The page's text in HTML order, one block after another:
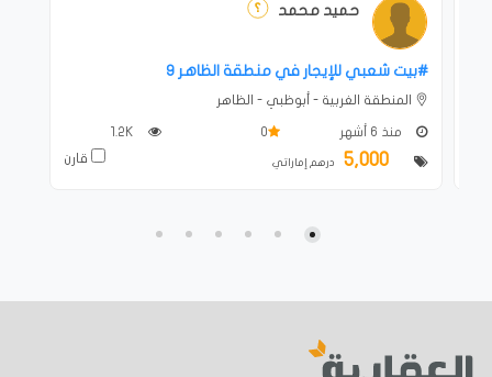
حميد محمد
#بيت شعبي للإيجار في منطقة الظاهر 9
المنطقة الغربية - أبوظبي - الظاهر
منذ 6 أشهر 0
5,000 درهم إماراتي قارن